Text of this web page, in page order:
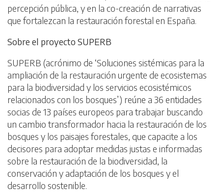
percepción pública, y en la co-creación de narrativas
que fortalezcan la restauración forestal en España.
Sobre el proyecto SUPERB
SUPERB (acrónimo de ‘Soluciones sistémicas para la
ampliación de la restauración urgente de ecosistemas
para la biodiversidad y los servicios ecosistémicos
relacionados con los bosques’) reúne a 36 entidades
socias de 13 países europeos para trabajar buscando
un cambio transformador hacia la restauración de los
bosques y los paisajes forestales, que capacite a los
decisores para adoptar medidas justas e informadas
sobre la restauración de la biodiversidad, la
conservación y adaptación de los bosques y el
desarrollo sostenible.